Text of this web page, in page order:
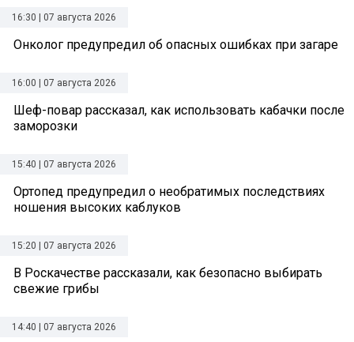
16:30 | 07 августа 2026
Онколог предупредил об опасных ошибках при загаре
16:00 | 07 августа 2026
Шеф-повар рассказал, как использовать кабачки после
заморозки
15:40 | 07 августа 2026
Ортопед предупредил о необратимых последствиях
ношения высоких каблуков
15:20 | 07 августа 2026
В Роскачестве рассказали, как безопасно выбирать
свежие грибы
14:40 | 07 августа 2026